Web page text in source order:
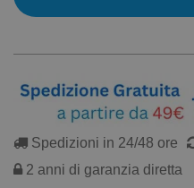
Spedizioni in 24/48 ore
2 anni di garanzia diretta